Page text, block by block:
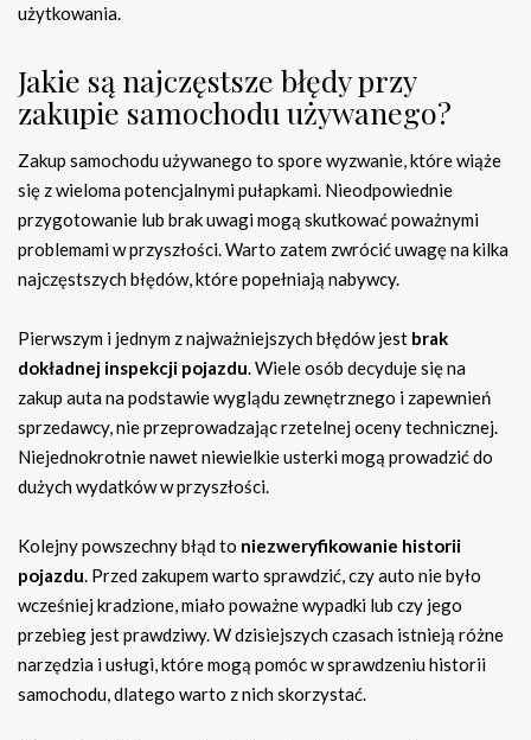
użytkowania.
Jakie są najczęstsze błędy przy
zakupie samochodu używanego?
Zakup samochodu używanego to spore wyzwanie, które wiąże
się z wieloma potencjalnymi pułapkami. Nieodpowiednie
przygotowanie lub brak uwagi mogą skutkować poważnymi
problemami w przyszłości. Warto zatem zwrócić uwagę na kilka
najczęstszych błędów, które popełniają nabywcy.
Pierwszym i jednym z najważniejszych błędów jest brak
dokładnej inspekcji pojazdu. Wiele osób decyduje się na
zakup auta na podstawie wyglądu zewnętrznego i zapewnień
sprzedawcy, nie przeprowadzając rzetelnej oceny technicznej.
Niejednokrotnie nawet niewielkie usterki mogą prowadzić do
dużych wydatków w przyszłości.
Kolejny powszechny błąd to niezweryfikowanie historii
pojazdu. Przed zakupem warto sprawdzić, czy auto nie było
wcześniej kradzione, miało poważne wypadki lub czy jego
przebieg jest prawdziwy. W dzisiejszych czasach istnieją różne
narzędzia i usługi, które mogą pomóc w sprawdzeniu historii
samochodu, dlatego warto z nich skorzystać.